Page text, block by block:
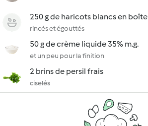
250 g de haricots blancs en boîte
rincés et égouttés
50 g de crème liquide 35% m.g.
et un peu pour la finition
2 brins de persil frais
ciselés